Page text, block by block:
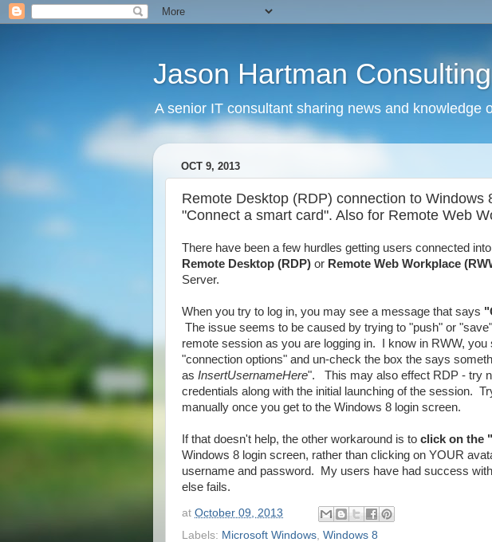
Jason Hartman Consulting
A senior IT consultant sharing news and knowledge
OCT 9, 2013
Remote Desktop (RDP) connection to Windows
"Connect a smart card". Also for Remote Web
There have been a few hurdles getting users connected into
Remote Desktop (RDP) or Remote Web Workplace
Server.
When you try to log in, you may see a message that says
The issue seems to be caused by trying to "push" or
remote session as you are logging in. I know in RWW, you
"connection options" and un-check the box the says
as InsertUsernameHere". This may also effect RDP - try
credentials along with the initial launching of the session.
manually once you get to the Windows 8 login screen.
If that doesn't help, the other workaround is to click on the
Windows 8 login screen, rather than clicking on YOUR
username and password. My users have had success with
else fails.
at October 09, 2013
Labels: Microsoft Windows Windows 8